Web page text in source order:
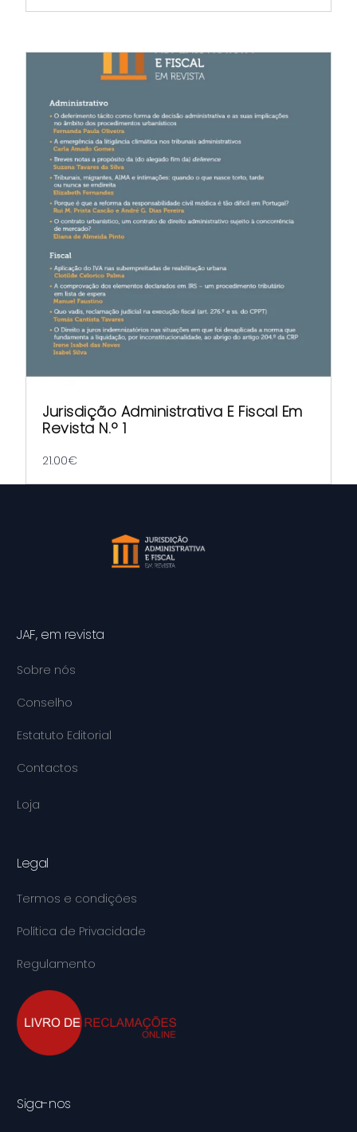
Jurisdição Administrativa E Fiscal Em
Revista N.º 1
21.00€
JAF, em revista
Sobre nós
Conselho
Estatuto Editorial
Contactos
Loja
Legal
Termos e condições
Política de Privacidade
Regulamento
Siga-nos